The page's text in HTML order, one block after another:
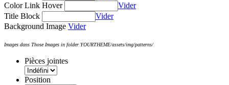
Color Link Hover
Vider
Title Block
Vider
Background Image Vider
Images dans Those Images in folder YOURTHEME/assets/img/patterns/
Pièces jointes
Position